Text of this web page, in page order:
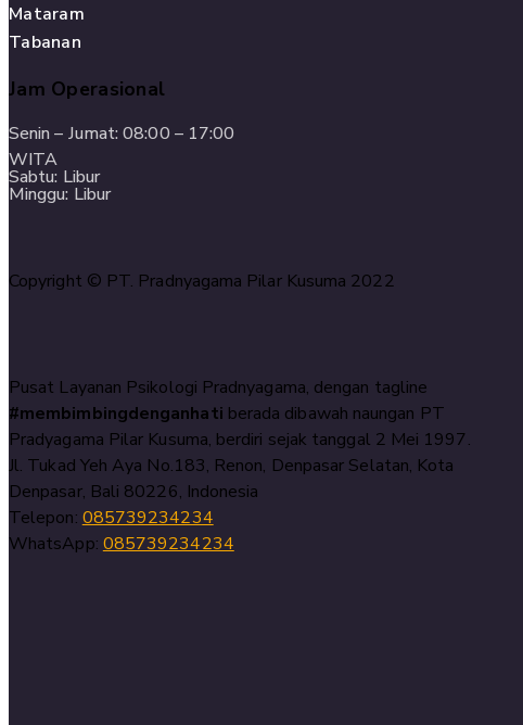
Mataram
Tabanan
Jam Operasional
Senin – Jumat: 08:00 – 17:00
WITA
Sabtu: Libur
Minggu: Libur
Copyright © PT. Pradnyagama Pilar Kusuma 2022
Pusat Layanan Psikologi Pradnyagama, dengan tagline
#membimbingdenganhati berada dibawah naungan PT
Pradyagama Pilar Kusuma, berdiri sejak tanggal 2 Mei 1997.
Jl. Tukad Yeh Aya No.183, Renon, Denpasar Selatan, Kota
Denpasar, Bali 80226, Indonesia
Telepon: 085739234234
WhatsApp: 085739234234